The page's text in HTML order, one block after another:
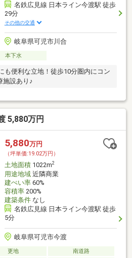
名鉄広見線 日本ライン今渡駅 徒歩
29分
その他の交通
岐阜県可児市川合
本下水
も便利な立地！徒歩10分圏内にコン
施設あり♪
5,880万円
5,880万円
（坪単価:19.02万円）
土地面積1022m2
用途地域近隣商業
建ぺい率60%
容積率200%
建築条件なし
名鉄広見線 日本ライン今渡駅 徒歩
5分
岐阜県可児市今渡
更地
南道路